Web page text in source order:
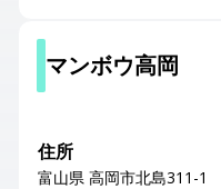
マンボウ高岡
住所
富山県 高岡市北島311-1